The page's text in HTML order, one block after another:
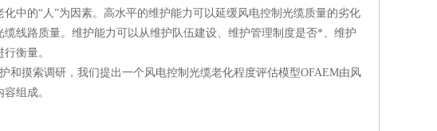
中的“人”为因素。高水平的维护能力可以延缓风电控制光缆质量的劣化
线路质量。维护能力可以从维护队伍建设、维护管理制度是否*、维护
衡量。
摸索调研，我们提出一个风电控制光缆老化程度评估模型OFAEM由风
组成。